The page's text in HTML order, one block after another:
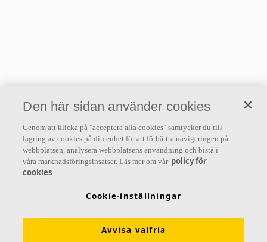
Den här sidan använder cookies
Genom att klicka på "acceptera alla cookies" samtycker du till
lagring av cookies på din enhet för att förbättra navigeringen på
webbplatsen, analysera webbplatsens användning och bistå i
våra marknadsföringsinsatser. Läs mer om vår policy för
cookies
Cookie-inställningar
Avvisa valfria